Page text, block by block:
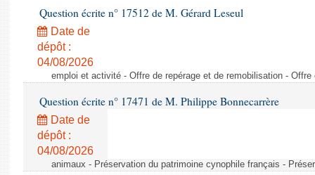
Question écrite n° 17512 de M. Gérard Leseul
Date de
dépôt :
04/08/2026
emploi et activité - Offre de repérage et de remobilisation -
Question écrite n° 17471 de M. Philippe Bonnecarrère
Date de
dépôt :
04/08/2026
animaux - Préservation du patrimoine cynophile français -